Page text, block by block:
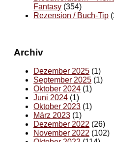
Fantasy (354)
Rezension / Buch-Tip
Archiv
Dezember 2025 (1)
September 2025 (1)
Oktober 2024 (1)
Juni 2024 (1)
Oktober 2023 (1)
März 2023 (1)
Dezember 2022 (26)
November 2022 (102)